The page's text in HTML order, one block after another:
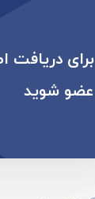
برای دریافت
عضو شوید